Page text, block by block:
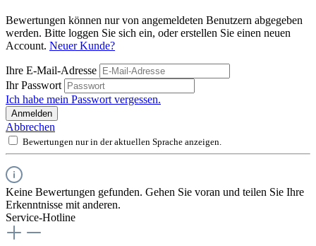
Bewertungen können nur von angemeldeten Benutzern abgegeben
werden. Bitte loggen Sie sich ein, oder erstellen Sie einen neuen
Account. Neuer Kunde?
Ihre E-Mail-Adresse
Ihr Passwort
Ich habe mein Passwort vergessen.
Anmelden
Abbrechen
Bewertungen nur in der aktuellen Sprache anzeigen.
Keine Bewertungen gefunden. Gehen Sie voran und teilen Sie Ihre
Erkenntnisse mit anderen.
Service-Hotline